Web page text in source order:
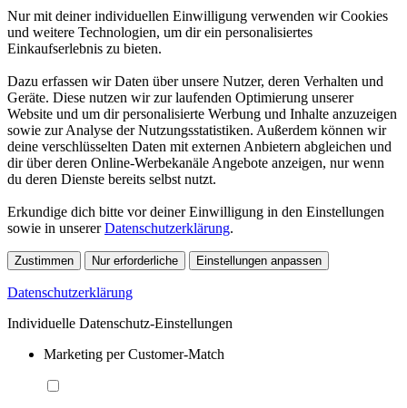
Nur mit deiner individuellen Einwilligung verwenden wir Cookies
und weitere Technologien, um dir ein personalisiertes
Einkaufserlebnis zu bieten.
Dazu erfassen wir Daten über unsere Nutzer, deren Verhalten und
Geräte. Diese nutzen wir zur laufenden Optimierung unserer
Website und um dir personalisierte Werbung und Inhalte anzuzeigen
sowie zur Analyse der Nutzungsstatistiken. Außerdem können wir
deine verschlüsselten Daten mit externen Anbietern abgleichen und
dir über deren Online-Werbekanäle Angebote anzeigen, nur wenn
du deren Dienste bereits selbst nutzt.
Erkundige dich bitte vor deiner Einwilligung in den Einstellungen
sowie in unsererDatenschutzerklärung.
Zustimmen Nur erforderliche Einstellungen anpassen
Datenschutzerklärung
Individuelle Datenschutz-Einstellungen
Marketing per Customer-Match